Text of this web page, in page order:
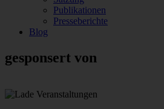
Publikationen
Presseberichte
Blog
gesponsert von